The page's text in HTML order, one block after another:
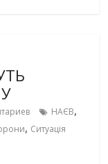
НАЄВ,
, Ситуація